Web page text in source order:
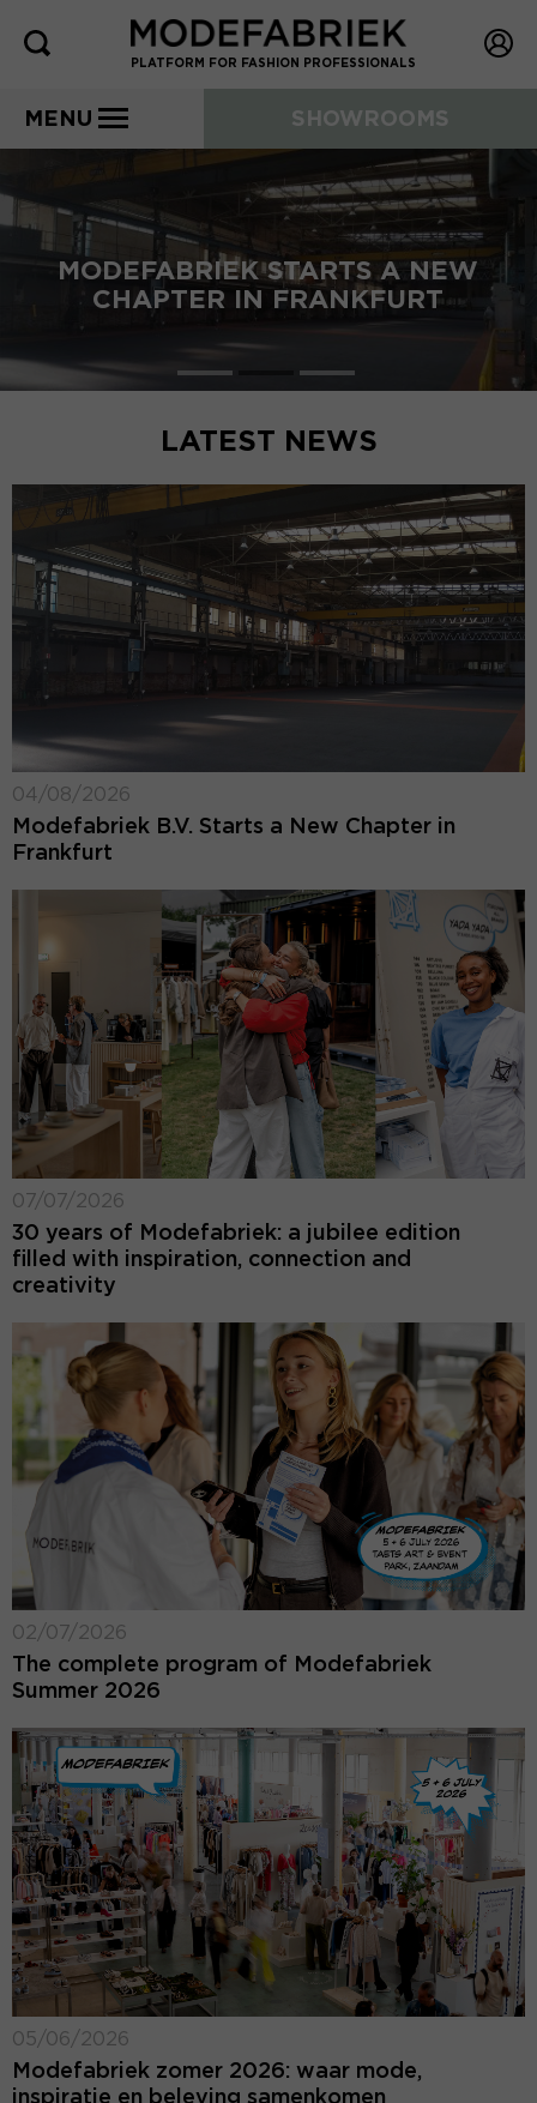
PLATFORM FOR FASHION PROFESSIONALS
MENU SHOWROOMS
MODEFABRIEK STARTS A NEW
CHAPTER IN FRANKFURT
LATEST NEWS
04/08/2026
Modefabriek B.V. Starts a New Chapter in
Frankfurt
07/07/2026
30 years of Modefabriek: a jubilee edition
filled with inspiration, connection and
creativity
02/07/2026
The complete program of Modefabriek
Summer 2026
05/06/2026
Modefabriek zomer 2026: waar mode,
inspiratie en beleving samenkomen